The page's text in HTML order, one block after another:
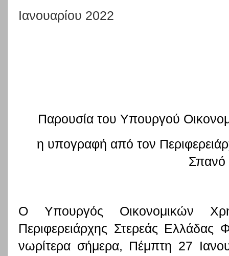
Ιανουαρίου 2022
Παρουσία του Υπουργού
η υπογραφή από τον
Σπανό
Ο Υπουργός Οικονομικών
Περιφερειάρχης Στερεάς
νωρίτερα σήμερα, Πέμπτη 27